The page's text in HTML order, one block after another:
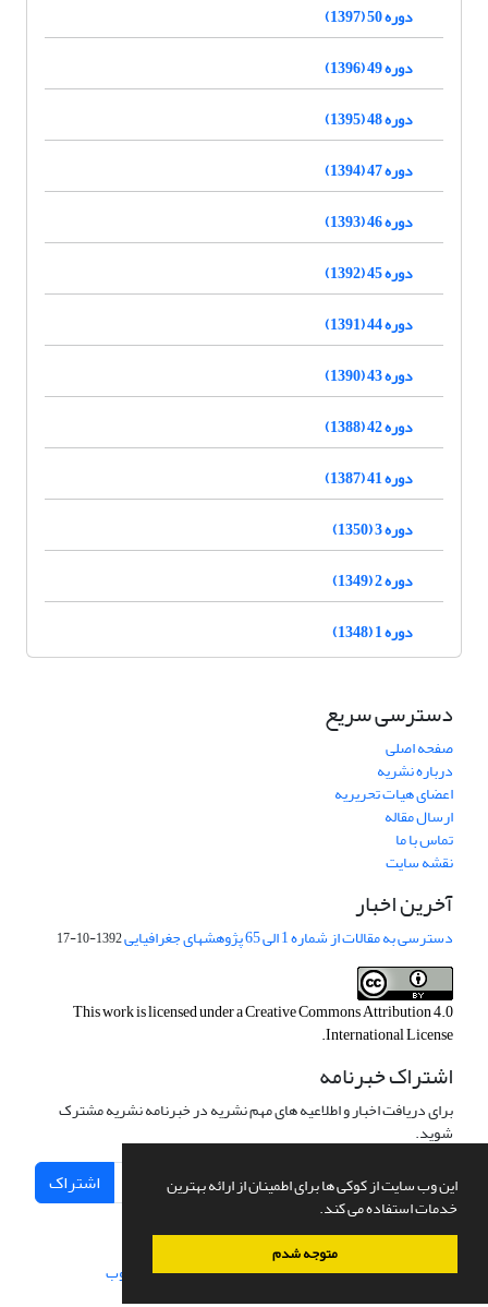
این وب سایت از کوکی ها برای اطمینان از ارائه بهترین
خدمات استفاده می کند.
متوجه شدم
دوره 50 (1397)
دوره 49 (1396)
دوره 48 (1395)
دوره 47 (1394)
دوره 46 (1393)
دوره 45 (1392)
دوره 44 (1391)
دوره 43 (1390)
دوره 42 (1388)
دوره 41 (1387)
دوره 3 (1350)
دوره 2 (1349)
دوره 1 (1348)
دسترسی سریع
صفحه اصلی
درباره نشریه
اعضای هیات تحریریه
ارسال مقاله
تماس با ما
نقشه سایت
آخرین اخبار
دسترسی به مقالات از شماره 1 الی 65 پژوهشهای جغرافیایی 1392-10-17
This work is licensed under aCreative Commons Attribution 4.0
International License
.
اشتراک خبرنامه
برای دریافت اخبار و اطلاعیه های مهم نشریه در خبرنامه نشریه مشترک
شوید.
اشتراک
سامانه مدیریت نشریات علمی.طراحی و پیاده سازی از سیناوب